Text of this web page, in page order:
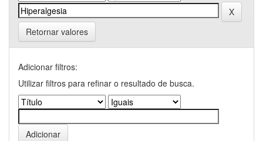
Retornar valores
Adicionar filtros:
Utilizar filtros para refinar o resultado de busca.